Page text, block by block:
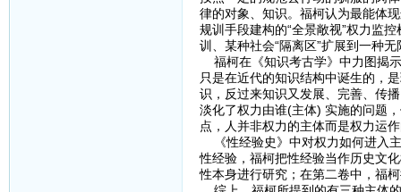
律的对象、知识。福柯认为最能体
规训手段建构的“全景敞视”权力监
训、某种社会“隔离区”扩展到一种
福柯在《知识考古学》中力图揭
只是在近代的知识结构中诞生的，
识，反过来知识又发展、完善、传
淡化了权力由谁(主体) 实施的问题
点，人并非权力的主体而是权力运
《性经验史》中对权力如何进入
性经验，福柯把性经验当作历史文
性本身进行研究；在第二卷中，福